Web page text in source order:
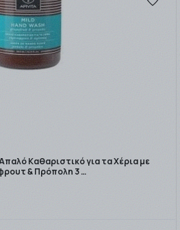
Καθαριστικό για τα Χέρια με
& Πρόπολη 3 …